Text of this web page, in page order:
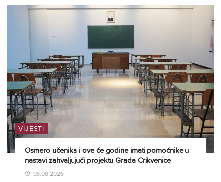
VIJESTI
Osmero učenika i ove će godine imati pomoćnike u
nastavi zahvaljujući projektu Grada Crikvenice
06.08.2026